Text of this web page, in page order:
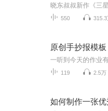
550 315.3
原创手抄报模板
119 2.5万
如何制作一张